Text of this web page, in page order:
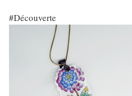
Découverte